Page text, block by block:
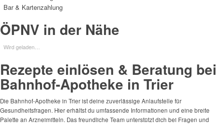
Bar & Kartenzahlung
ÖPNV in der Nähe
Wird geladen…
Rezepte einlösen & Beratung bei
Bahnhof-Apotheke in Trier
Die Bahnhof-Apotheke in Trier ist deine zuverlässige Anlaufstelle für
Gesundheitsfragen. Hier erhältst du umfassende Informationen und eine breite
Palette an Arzneimitteln. Das freundliche Team unterstützt dich bei Fragen und